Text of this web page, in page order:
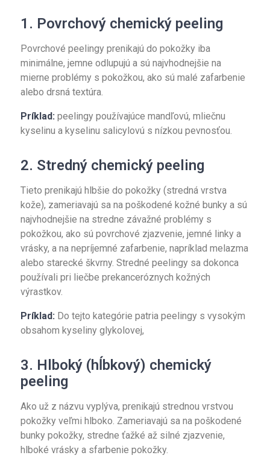
1. Povrchový chemický peeling
Povrchové peelingy prenikajú do pokožky iba
minimálne, jemne odlupujú a sú najvhodnejšie na
mierne problémy s pokožkou, ako sú malé zafarbenie
alebo drsná textúra.
Príklad: peelingy používajúce mandľovú, mliečnu
kyselinu a kyselinu salicylovú s nízkou pevnosťou.
2. Stredný chemický peeling
Tieto prenikajú hlbšie do pokožky (stredná vrstva
kože), zameriavajú sa na poškodené kožné bunky a sú
najvhodnejšie na stredne závažné problémy s
pokožkou, ako sú povrchové zjazvenie, jemné linky a
vrásky, a na nepríjemné zafarbenie, napríklad melazma
alebo starecké škvrny. Stredné peelingy sa dokonca
používali pri liečbe prekanceróznych kožných
výrastkov.
Príklad: Do tejto kategórie patria peelingy s vysokým
obsahom kyseliny glykolovej,
3. Hlboký (hĺbkový) chemický
peeling
Ako už z názvu vyplýva, prenikajú strednou vrstvou
pokožky veľmi hlboko. Zameriavajú sa na poškodené
bunky pokožky, stredne ťažké až silné zjazvenie,
hlboké vrásky a sfarbenie pokožky.